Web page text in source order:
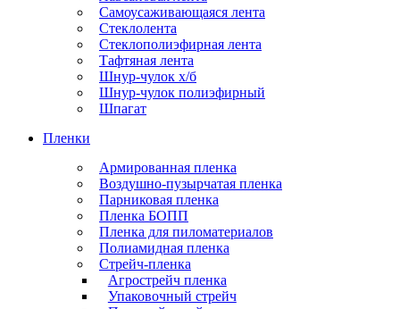
Самоусаживающаяся лента
Стеклолента
Стеклополиэфирная лента
Тафтяная лента
Шнур-чулок х/б
Шнур-чулок полиэфирный
Шпагат
Пленки
Армированная пленка
Воздушно-пузырчатая пленка
Парниковая пленка
Пленка БОПП
Пленка для пиломатериалов
Полиамидная пленка
Стрейч-пленка
Агрострейч пленка
Упаковочный стрейч